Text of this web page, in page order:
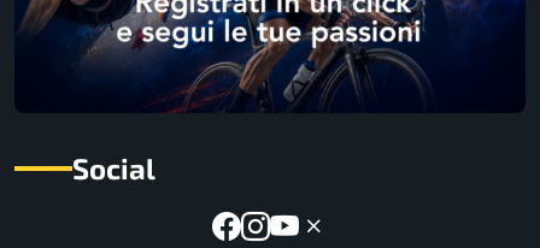
Social